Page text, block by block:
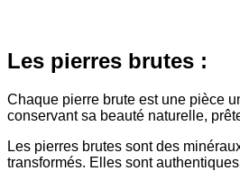
Les pierres brutes :
Chaque pierre brute est une pièce
conservant sa beauté naturelle,
Les pierres brutes sont des
transformés. Elles sont